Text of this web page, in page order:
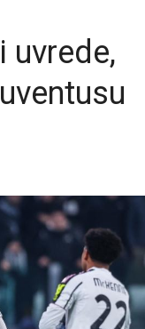
uvrede,